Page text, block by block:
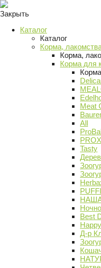
Закрыть
Каталог
Каталог
Корма,
Корма,
Корма для
Meat
All
Tasty
Best
Д-р